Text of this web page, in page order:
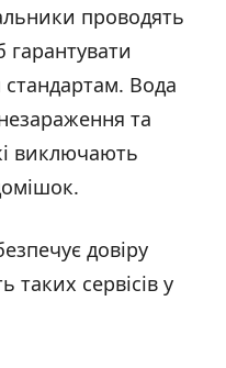
проводять
гарантувати
стандартам. Вода
та
виключають
довіру
таких сервісів у